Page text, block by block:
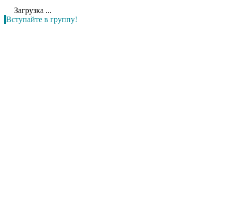
Загрузка ...
Вступайте в группу!